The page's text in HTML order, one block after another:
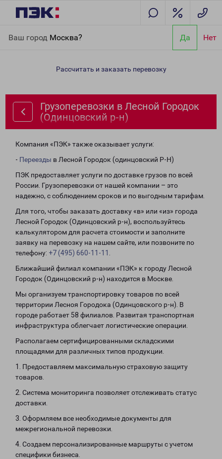
Ваш город Москва? Да Нет
(Одинцовский р-н)
Рассчитать и заказать перевозку
Грузоперевозки в Лесной Городок
(Одинцовский р-н)
Компания «ПЭК» также оказывает услуги:
- Переезды в Лесной Городок (одинцовский Р-Н)
ПЭК предоставляет услуги по доставке грузов по всей
России. Грузоперевозки от нашей компании – это
надежно, с соблюдением сроков и по выгодным тарифам.
Для того, чтобы заказать доставку «в» или «из» города
Лесной Городок (Одинцовский р-н), воспользуйтесь
калькулятором для расчета стоимости и заполните
заявку на перевозку на нашем сайте, или позвоните по
телефону: +7 (495) 660-11-11
Ближайший филиал компании «ПЭК» к городу Лесной
Городок (Одинцовский р-н) находится в Москве.
Мы организуем транспортировку товаров по всей
территории Лесноя Городока (Одинцовского р-н). В
городе работает 58 филиалов. Развитая транспортная
инфраструктура облегчает логистические операции.
Располагаем сертифицированными складскими
площадями для различных типов продукции.
1. Предоставляем максимальную страховую защиту
товаров.
2. Система мониторинга позволяет отслеживать статус
доставки.
3. Оформляем все необходимые документы для
межрегиональной перевозки.
4. Создаем персонализированные маршруты с учетом
специфики бизнеса.